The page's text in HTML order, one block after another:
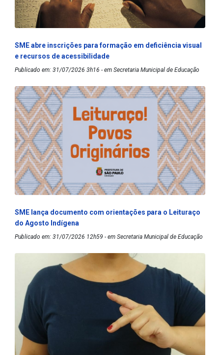
SME abre inscrições para formação em deficiência visual
e recursos de acessibilidade
Publicado em: 31/07/2026 3h16 - em Secretaria Municipal de Educação
SME lança documento com orientações para o Leituraço
do Agosto Indígena
Publicado em: 31/07/2026 12h59 - em Secretaria Municipal de Educação